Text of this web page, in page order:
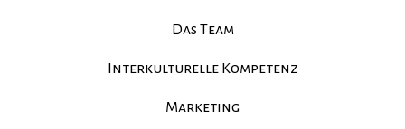
Das Team
Interkulturelle Kompetenz
Marketing